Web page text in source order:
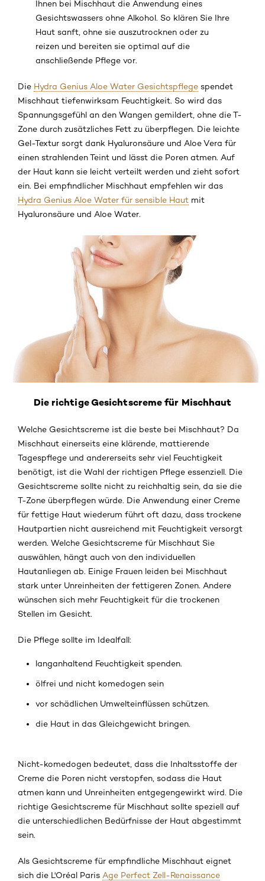
Ihnen bei Mischhaut die Anwendung eines
Gesichtswassers ohne Alkohol. So klären Sie Ihre
Haut sanft, ohne sie auszutrocknen oder zu
reizen und bereiten sie optimal auf die
anschließende Pflege vor.
Die Hydra Genius Aloe Water Gesichtspflege spendet
Mischhaut tiefenwirksam Feuchtigkeit. So wird das
Spannungsgefühl an den Wangen gemildert, ohne die T-
Zone durch zusätzliches Fett zu überpflegen. Die leichte
Gel-Textur sorgt dank Hyaluronsäure und Aloe Vera für
einen strahlenden Teint und lässt die Poren atmen. Auf
der Haut kann sie leicht verteilt werden und zieht sofort
ein. Bei empfindlicher Mischhaut empfehlen wir das
Hydra Genius Aloe Water für sensible Haut mit
Hyaluronsäure und Aloe Water.
Die richtige Gesichtscreme für Mischhaut
Welche Gesichtscreme ist die beste bei Mischhaut? Da
Mischhaut einerseits eine klärende, mattierende
Tagespflege und andererseits sehr viel Feuchtigkeit
benötigt, ist die Wahl der richtigen Pflege essenziell. Die
Gesichtscreme sollte nicht zu reichhaltig sein, da sie die
T-Zone überpflegen würde. Die Anwendung einer Creme
für fettige Haut wiederum führt oft dazu, dass trockene
Hautpartien nicht ausreichend mit Feuchtigkeit versorgt
werden. Welche Gesichtscreme für Mischhaut Sie
auswählen, hängt auch von den individuellen
Hautanliegen ab. Einige Frauen leiden bei Mischhaut
stark unter Unreinheiten der fettigeren Zonen. Andere
wünschen sich mehr Feuchtigkeit für die trockenen
Stellen im Gesicht.
Die Pflege sollte im Idealfall:
langanhaltend Feuchtigkeit spenden.
ölfrei und nicht komedogen sein
vor schädlichen Umwelteinflüssen schützen.
die Haut in das Gleichgewicht bringen.
Nicht-komedogen bedeutet, dass die Inhaltsstoffe der
Creme die Poren nicht verstopfen, sodass die Haut
atmen kann und Unreinheiten entgegengewirkt wird. Die
richtige Gesichtscreme für Mischhaut sollte speziell auf
die unterschiedlichen Bedürfnisse der Haut abgestimmt
sein.
Als Gesichtscreme für empfindliche Mischhaut eignet
sich die L'Oréal Paris Age Perfect Zell-Renaissance